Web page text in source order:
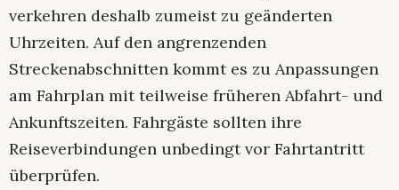
verkehren deshalb zumeist zu geänderten
Uhrzeiten. Auf den angrenzenden
Streckenabschnitten kommt es zu Anpassungen
am Fahrplan mit teilweise früheren Abfahrt- und
Ankunftszeiten. Fahrgäste sollten ihre
Reiseverbindungen unbedingt vor Fahrtantritt
überprüfen.